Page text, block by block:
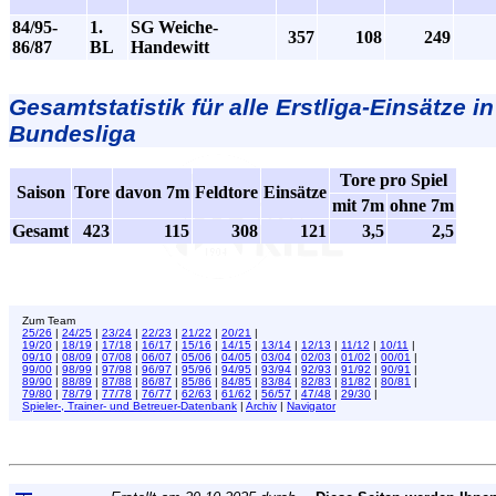
84/95-
86/87
1.
BL
SG Weiche-
Handewitt
357 108 249
Gesamtstatistik für alle Erstliga-Einsätze
Bundesliga
Saison Tore davon 7m Feldtore Einsätze
Tore pro Spiel
mit 7m ohne 7m
Gesamt
423 115 308 121 3,5 2,5
Zum Team
25/26 | 24/25 | 23/24 | 22/23 | 21/22 | 20/21 |
19/20 | 18/19 | 17/18 | 16/17 | 15/16 | 14/15 | 13/14 | 12/13 | 11/12 | 10/11 |
09/10 | 08/09 | 07/08 | 06/07 | 05/06 | 04/05 | 03/04 | 02/03 | 01/02 | 00/01 |
99/00 | 98/99 | 97/98 | 96/97 | 95/96 | 94/95 | 93/94 | 92/93 | 91/92 | 90/91 |
89/90 | 88/89 | 87/88 | 86/87 | 85/86 | 84/85 | 83/84 | 82/83 | 81/82 | 80/81 |
79/80 | 78/79 | 77/78 | 76/77 | 62/63 | 61/62 | 56/57 | 47/48 | 29/30 |
Spieler-, Trainer- und Betreuer-Datenbank | Archiv | Navigator